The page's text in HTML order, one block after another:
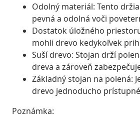
Odolný materiál: Tento
pevná a odolná voči
Dostatok úložného
mohli drevo kedykoľvek
Suší drevo: Stojan drží
dreva a zároveň
Základný stojan na polená:
drevo jednoducho
Poznámka: